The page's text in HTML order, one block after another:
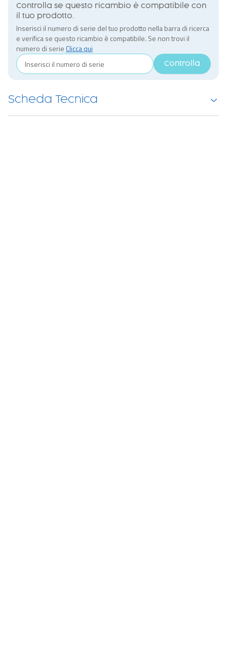
Controlla se questo ricambio è compatibile con
il tuo prodotto.
Inserisci il numero di serie del tuo prodotto nella barra di ricerca
e verifica se questo ricambio è compatibile. Se non trovi il
numero di serie Clicca qui
Controlla
Scheda Tecnica